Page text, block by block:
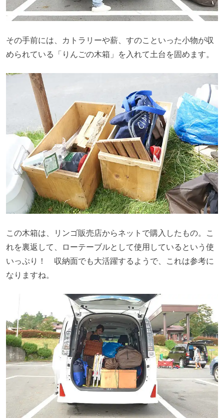
その手前には、カトラリーや薪、すのこといった小物が収
められている「りんごの木箱」を入れて土台を固めます。
この木箱は、リンゴ販売店からネットで購入したもの。こ
れを裏返して、ローテーブルとして使用しているという使
いっぷり！ 収納面でも大活躍するようで、これは参考に
なりますね。